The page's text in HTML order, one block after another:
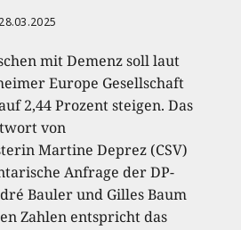
28.03.2025
mit Demenz soll laut
Europe Gesellschaft
2,44 Prozent steigen. Das
von
Martine Deprez (CSV)
Anfrage der DP-
Bauler und Gilles Baum
Zahlen entspricht das